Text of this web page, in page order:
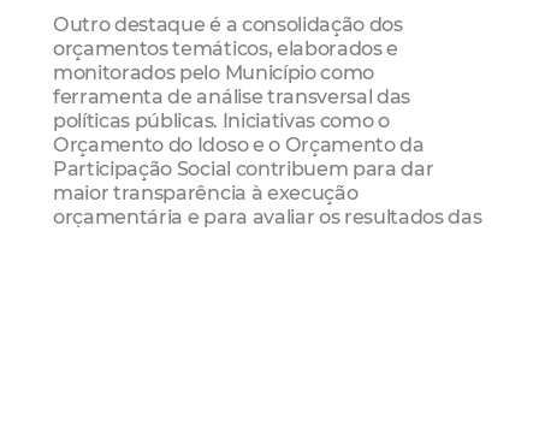
Outro destaque é a consolidação dos
orçamentos temáticos, elaborados e
monitorados pelo Município como
ferramenta de análise transversal das
políticas públicas. Iniciativas como o
Orçamento do Idoso e o Orçamento da
Participação Social contribuem para dar
maior transparência à execução
orçamentária e para avaliar os resultados das